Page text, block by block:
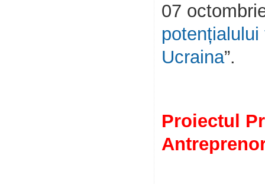
07
Ucraina”.
Proiectul